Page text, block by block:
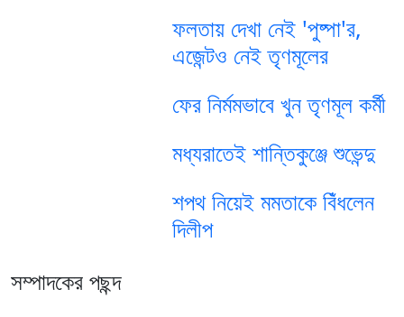
ফলতায় দেখা নেই 'পুষ্পা'র,
এজেন্টও নেই তৃণমূলের
ফের নির্মমভাবে খুন তৃণমূল কর্মী
মধ্যরাতেই শান্তিকুঞ্জে শুভেন্দু
শপথ নিয়েই মমতাকে বিঁধলেন
দিলীপ
সম্পাদকের পছন্দ